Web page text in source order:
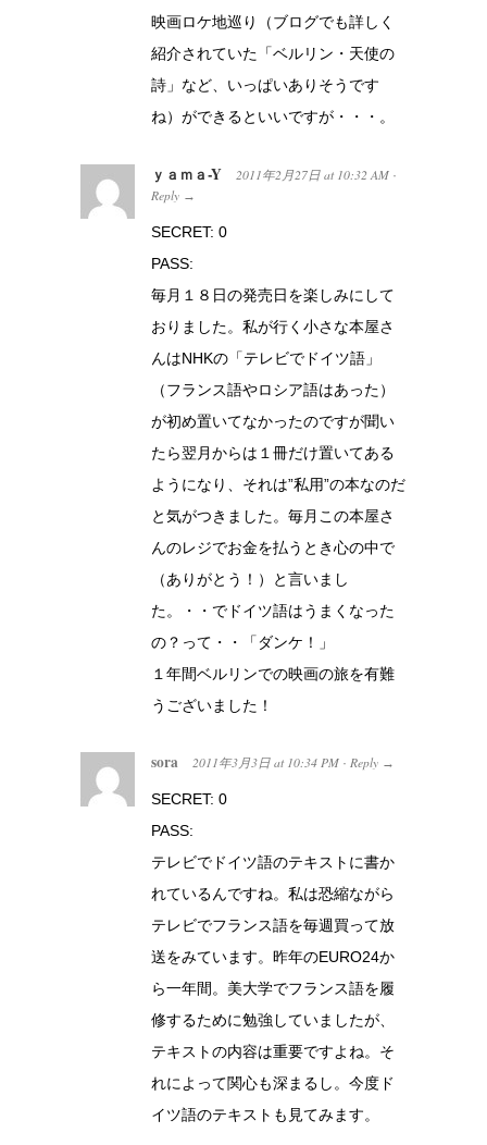
映画ロケ地巡り（ブログでも詳しく
紹介されていた「ベルリン・天使の
詩」など、いっぱいありそうです
ね）ができるといいですが・・・。
ｙａｍａ-Y 2011年2月27日 at 10:32 AM ·
Reply →
SECRET: 0
PASS:
毎月１８日の発売日を楽しみにして
おりました。私が行く小さな本屋さ
んはNHKの「テレビでドイツ語」
（フランス語やロシア語はあった）
が初め置いてなかったのですが聞い
たら翌月からは１冊だけ置いてある
ようになり、それは”私用”の本なのだ
と気がつきました。毎月この本屋さ
んのレジでお金を払うとき心の中で
（ありがとう！）と言いまし
た。・・でドイツ語はうまくなった
の？って・・「ダンケ！」
１年間ベルリンでの映画の旅を有難
うございました！
sora 2011年3月3日 at 10:34 PM · Reply →
SECRET: 0
PASS:
テレビでドイツ語のテキストに書か
れているんですね。私は恐縮ながら
テレビでフランス語を毎週買って放
送をみています。昨年のEURO24か
ら一年間。美大学でフランス語を履
修するために勉強していましたが、
テキストの内容は重要ですよね。そ
れによって関心も深まるし。今度ド
イツ語のテキストも見てみます。